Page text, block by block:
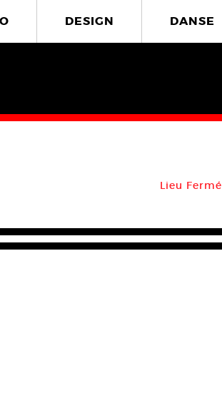
DESIGN DANSE
Lieu Fermé